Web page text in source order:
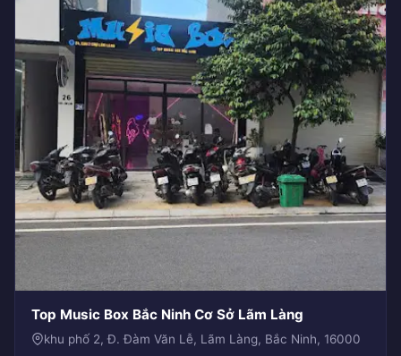
Top Music Box Bắc Ninh Cơ Sở Lãm Làng
khu phố 2, Đ. Đàm Văn Lễ, Lãm Làng, Bắc Ninh, 16000